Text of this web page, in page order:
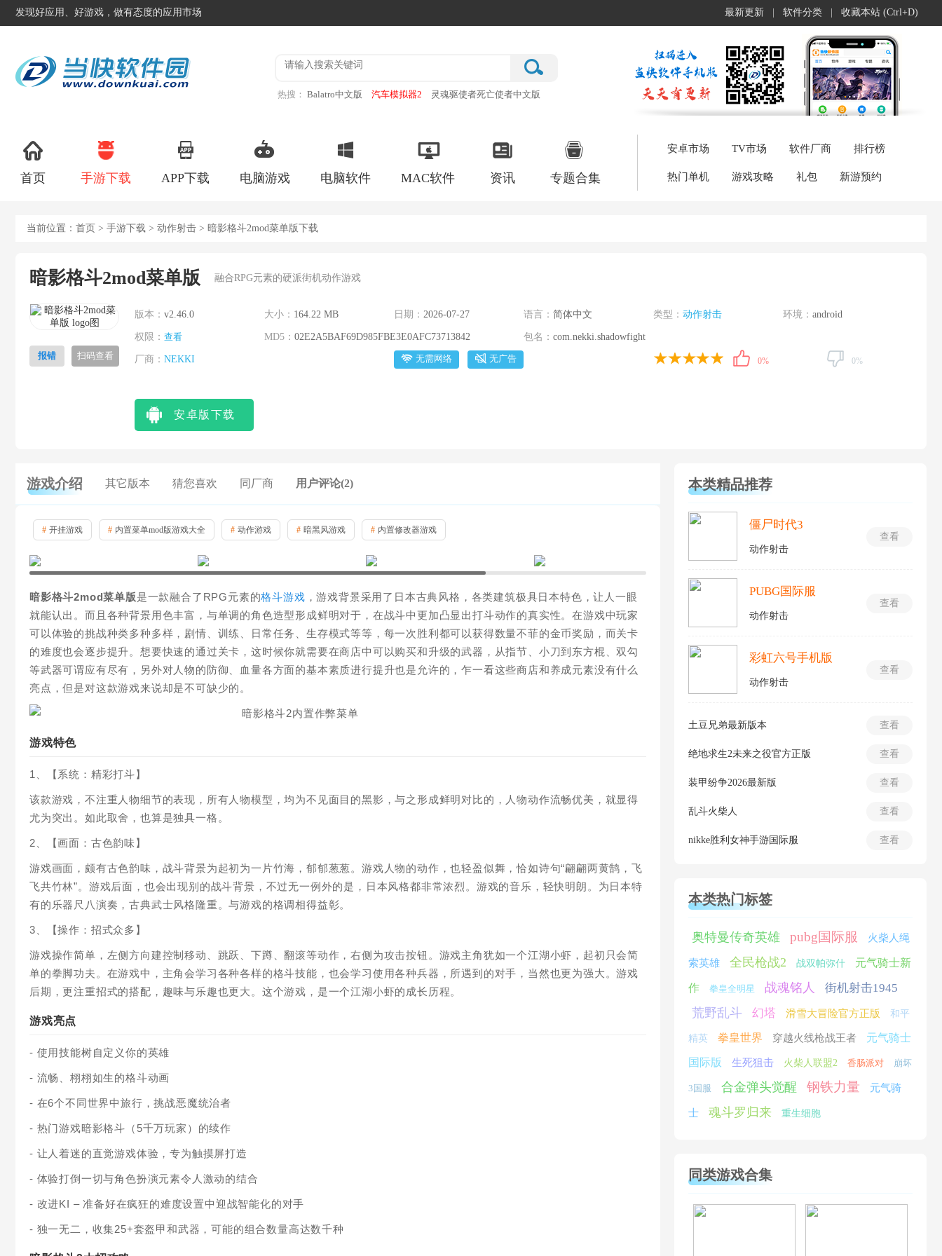
发现好应用、好游戏，做有态度的应用市场 最新更新 软件分类 收藏本站 (Ctrl+D)
热搜： Balatro中文版 汽车模拟器2
灵魂驱使者死亡使者中文版
首页 手游下载 APP下载 电脑游戏 电脑软件 MAC软件 资讯 专题合集
安卓市场 TV市场 软件厂商 排行榜
热门单机 游戏攻略 礼包 新游预约
当前位置： 首页 > 手游下载 > 动作射击 > 暗影格斗2mod菜单版下载
暗影格斗2mod菜单版 融合RPG元素的硬派街机动作游戏
报错 扫码查看
版本： v2.46.0 大小： 164.22 MB 日期： 2026-07-27 语言： 简体中文 类型： 动作射击 环境： android
权限： 查看 MD5： 02E2A5BAF69D985FBE3E0AFC73713842 包名： com.nekki.shadowfight
厂商： NEKKI 无需网络 无广告 0% 0%
安卓版下载
游戏介绍 其它版本 猜您喜欢 同厂商 用户评论(2)
# 开挂游戏 # 内置菜单mod版游戏大全 # 动作游戏 # 暗黑风游戏 # 内置修改器游戏
暗影格斗2mod菜单版是一款融合了RPG元素的格斗游戏 ，游戏背景采用了日本古典风格，各类建筑极具日本特色，让人一眼
就能认出。而且各种背景用色丰富，与单调的角色造型形成鲜明对于，在战斗中更加凸显出打斗动作的真实性。在游戏中玩家
可以体验的挑战种类多种多样，剧情、训练、日常任务、生存模式等等，每一次胜利都可以获得数量不菲的金币奖励，而关卡
的难度也会逐步提升。想要快速的通过关卡，这时候你就需要在商店中可以购买和升级的武器，从指节、小刀到东方棍、双勾
等武器可谓应有尽有，另外对人物的防御、血量各方面的基本素质进行提升也是允许的，乍一看这些商店和养成元素没有什么
亮点，但是对这款游戏来说却是不可缺少的。
游戏特色
1、【系统：精彩打斗】
该款游戏，不注重人物细节的表现，所有人物模型，均为不见面目的黑影，与之形成鲜明对比的，人物动作流畅优美，就显得
尤为突出。如此取舍，也算是独具一格。
2、【画面：古色韵味】
游戏画面，颇有古色韵味，战斗背景为起初为一片竹海，郁郁葱葱。游戏人物的动作，也轻盈似舞，恰如诗句“翩翩两黄鹄，飞
飞共竹林”。游戏后面，也会出现别的战斗背景，不过无一例外的是，日本风格都非常浓烈。游戏的音乐，轻快明朗。为日本特
有的乐器尺八演奏，古典武士风格隆重。与游戏的格调相得益彰。
3、【操作：招式众多】
游戏操作简单，左侧方向建控制移动、跳跃、下蹲、翻滚等动作，右侧为攻击按钮。游戏主角犹如一个江湖小虾，起初只会简
单的拳脚功夫。在游戏中，主角会学习各种各样的格斗技能，也会学习使用各种兵器，所遇到的对手，当然也更为强大。游戏
后期，更注重招式的搭配，趣味与乐趣也更大。这个游戏，是一个江湖小虾的成长历程。
游戏亮点
- 使用技能树自定义你的英雄
- 流畅、栩栩如生的格斗动画
- 在6个不同世界中旅行，挑战恶魔统治者
- 热门游戏暗影格斗（5千万玩家）的续作
- 让人着迷的直觉游戏体验，专为触摸屏打造
- 体验打倒一切与角色扮演元素令人激动的结合
- 改进KI – 准备好在疯狂的难度设置中迎战智能化的对手
- 独一无二，收集25+套盔甲和武器，可能的组合数量高达数千种
本类精品推荐
查看
僵尸时代3
动作射击
查看
PUBG国际服
动作射击
查看
彩虹六号手机版
动作射击
查看
土豆兄弟最新版本
查看
绝地求生2未来之役官方正版
查看
装甲纷争2026最新版
查看
乱斗火柴人
查看
nikke胜利女神手游国际服
本类热门标签
奥特曼传奇英雄 pubg国际服 火柴人绳
索英雄 全民枪战2 战双帕弥什 元气骑士新
作 拳皇全明星 战魂铭人 街机射击1945
荒野乱斗 幻塔 滑雪大冒险官方正版 和平
精英 拳皇世界 穿越火线枪战王者 元气骑士
国际版 生死狙击 火柴人联盟2 香肠派对 崩坏
3国服 合金弹头觉醒 钢铁力量 元气骑
士 魂斗罗归来 重生细胞
同类游戏合集